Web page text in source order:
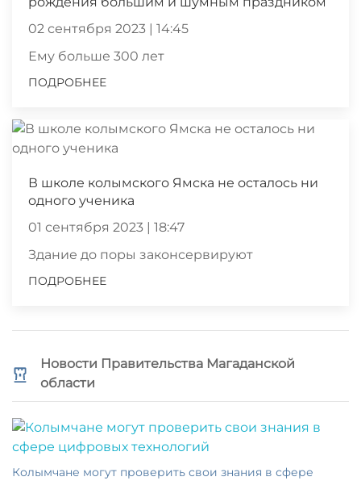
02 сентября 2023 | 14:45
Ему больше 300 лет
ПОДРОБНЕЕ
В школе колымского Ямска не осталось ни
одного ученика
01 сентября 2023 | 18:47
Здание до поры законсервируют
ПОДРОБНЕЕ
Новости Правительства Магаданской
области
Колымчане могут проверить свои знания в сфере